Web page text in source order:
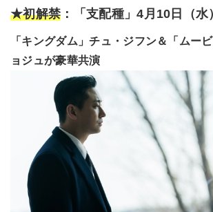
★初解禁 ：「支配種」4月10日（水
「キングダム」チュ・ジフン＆「ムー
ョジュが豪華共演